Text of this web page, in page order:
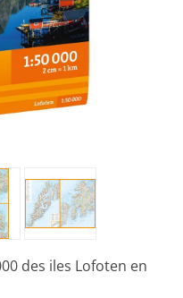
des iles Lofoten en